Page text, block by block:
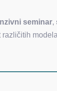
seminar,
različitih